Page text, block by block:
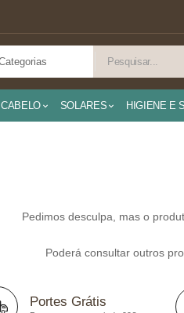
CABELO SOLARES HIGIENE E
Pedimos desculpa, mas o
Poderá consultar outros
Portes Grátis